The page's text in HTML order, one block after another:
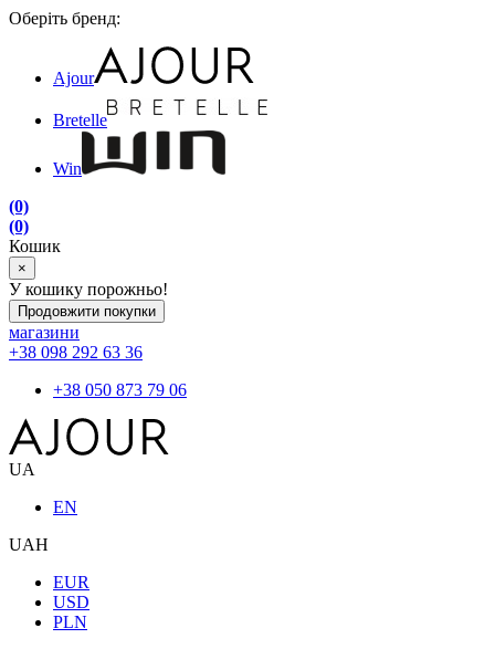
Оберіть бренд:
Ajour
Bretelle
Win
(0)
(0)
Кошик
×
У кошику порожньо!
Продовжити покупки
магазини
+38 098 292 63 36
+38 050 873 79 06
UA
EN
UAH
EUR
USD
PLN